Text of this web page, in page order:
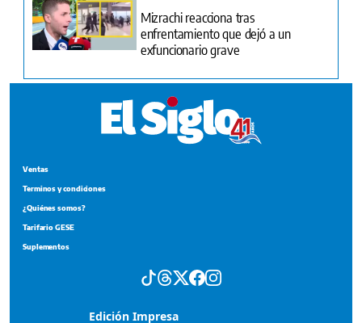
Mizrachi reacciona tras
enfrentamiento que dejó a un
exfuncionario grave
Ventas
Terminos y condiciones
¿Quiénes somos?
Tarifario GESE
Suplementos
Edición Impresa